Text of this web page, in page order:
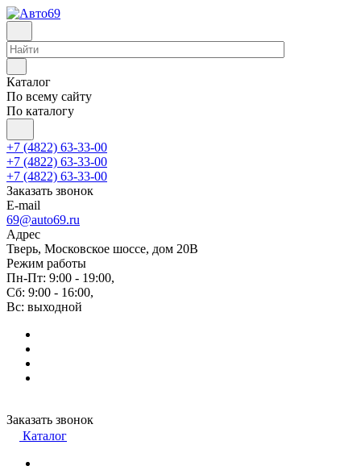
Каталог
По всему сайту
По каталогу
+7 (4822) 63-33-00
+7 (4822) 63-33-00
+7 (4822) 63-33-00
Заказать звонок
E-mail
69@auto69.ru
Адрес
Тверь, Московское шоссе, дом 20В
Режим работы
Пн-Пт: 9:00 - 19:00,
Сб: 9:00 - 16:00,
Вс: выходной
Заказать звонок
Каталог